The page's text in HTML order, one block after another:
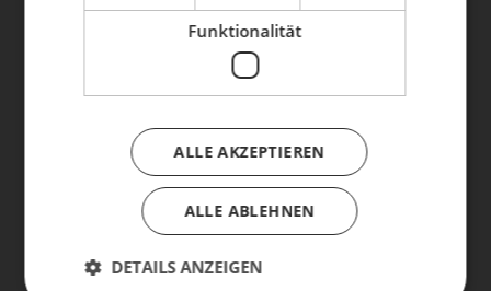
Buche dir jetzt deinen Termin.
Funktionalität
ALLE AKZEPTIEREN
ALLE ABLEHNEN
DETAILS ANZEIGEN